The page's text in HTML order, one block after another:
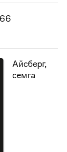
Айсберг,
семга